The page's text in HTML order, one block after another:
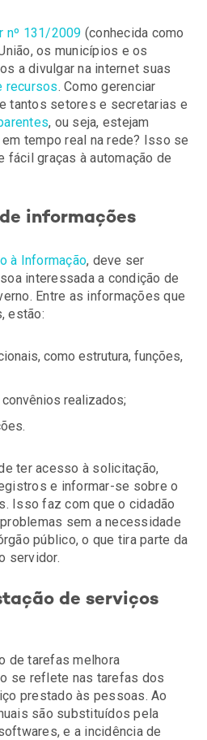
nº 131/2009 (conhecida como
os municípios e os
a divulgar na internet suas
recursos. Como gerenciar
tantos setores e secretarias e
, ou seja, estejam
tempo real na rede? Isso se
fácil graças à automação de
informações
à Informação, deve ser
interessada a condição de
Entre as informações que
estão:
como estrutura, funções,
realizados;
ter acesso à solicitação,
e informar-se sobre o
Isso faz com que o cidadão
sem a necessidade
público, o que tira parte da
servidor.
de serviços
de tarefas melhora
se reflete nas tarefas dos
prestado às pessoas. Ao
são substituídos pela
e a incidência de